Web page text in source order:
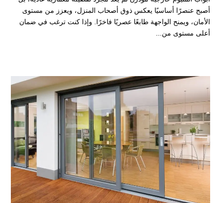
أصبح عنصرًا أساسيًا يعكس ذوق أصحاب المنزل، ويعزز من مستوى
الأمان، ويمنح الواجهة طابعًا عصريًا فاخرًا. وإذا كنت ترغب في ضمان
أعلى مستوى من...